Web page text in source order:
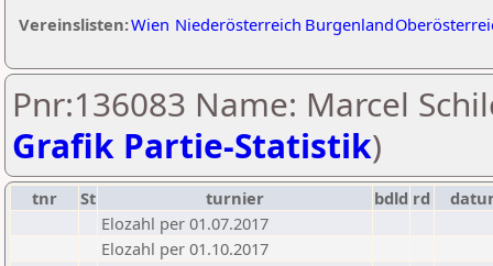
Vereinslisten:Wien Niederösterreich Burgenland
Pnr:136083 Name: Marcel
Grafik Partie-Statistik)
tnr St turnier bdld rd
Elozahl per 01.07.2017
Elozahl per 01.10.2017